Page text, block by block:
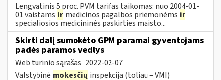
Lengvatinis 5 proc. PVM tarifas taikomas: nuo 2004-01-
01 vaistams ir medicinos pagalbos priemonėms ir
specialiosios medicininės paskirties maisto...
Skirti dalį sumokėto GPM paramai gyventojams
padės paramos vedlys
Web turinio sąrašas 2022-02-07
Valstybinė mokesčių inspekcija (toliau – VMI)